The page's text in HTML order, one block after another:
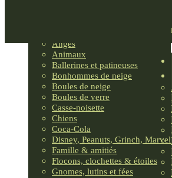
Anges
Animaux
Ballerines et patineuses
Bonhommes de neige
Boules de neige
Boules de verre
Casse-noisette
Chiens
Coca-Cola
Disney, Peanuts, Grinch, Marvel
Famille & amitiés
Flocons, clochettes & étoiles
Gnomes, lutins et fées